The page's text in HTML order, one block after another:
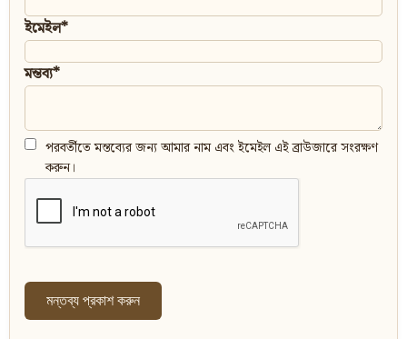
ইমেইল*
মন্তব্য*
পরবর্তীতে মন্তব্যের জন্য আমার নাম এবং ইমেইল এই ব্রাউজারে সংরক্ষণ
করুন।